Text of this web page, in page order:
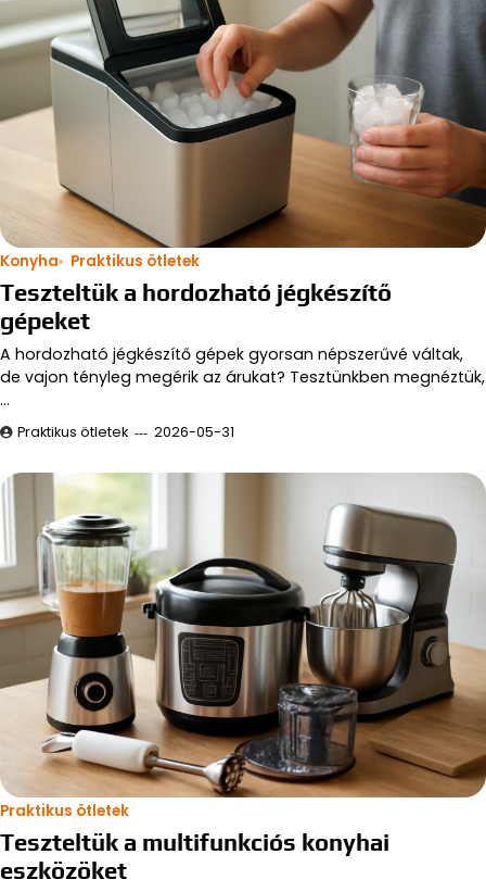
Konyha Praktikus ötletek
Teszteltük a hordozható jégkészítő
gépeket
A hordozható jégkészítő gépek gyorsan népszerűvé váltak,
de vajon tényleg megérik az árukat? Tesztünkben megnéztük,
…
Praktikus ötletek 2026-05-31
Praktikus ötletek
Teszteltük a multifunkciós konyhai
eszközöket